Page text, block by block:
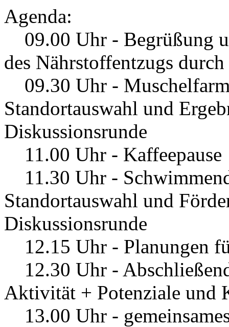
Agenda:
09.00 Uhr - Begrüßung
des Nährstoffentzugs
09.30 Uhr -
Standortauswahl und
Diskussionsrunde
11.00 Uhr - Kaffeepause
11.30 Uhr -
Standortauswahl und
Diskussionsrunde
12.15 Uhr - Planungen
12.30 Uhr -
Aktivität + Potenziale und
13.00 Uhr -